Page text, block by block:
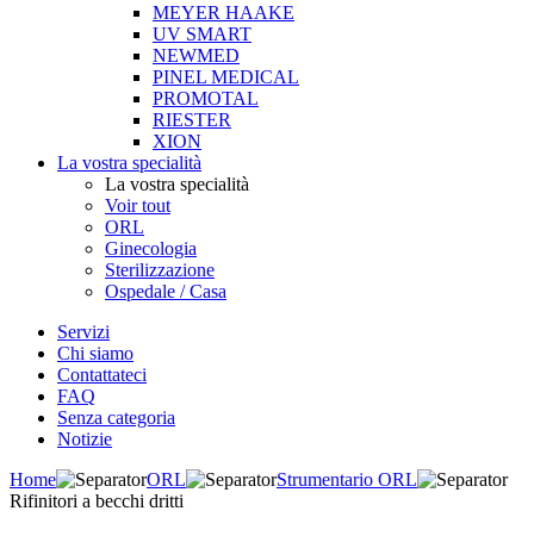
MEYER HAAKE
UV SMART
NEWMED
PINEL MEDICAL
PROMOTAL
RIESTER
XION
La vostra specialità
La vostra specialità
Voir tout
ORL
Ginecologia
Sterilizzazione
Ospedale / Casa
Servizi
Chi siamo
Contattateci
FAQ
Senza categoria
Notizie
Home
ORL
Strumentario ORL
Rifinitori a becchi dritti